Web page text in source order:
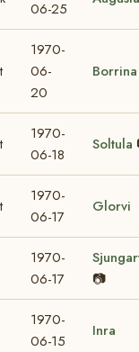
06-25
1970-
06-
20
Borrina
1970-
06-18
Soltula
1970-
06-17
Glorvi
1970-
06-17
📷
1970-
06-15
Inra